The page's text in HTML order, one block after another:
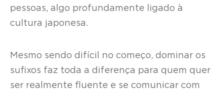
pessoas, algo profundamente ligado à
cultura japonesa.
Mesmo sendo difícil no começo, dominar os
sufixos faz toda a diferença para quem quer
ser realmente fluente e se comunicar com